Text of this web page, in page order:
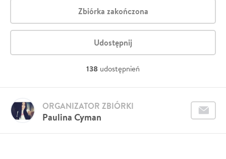
Zbiórka zakończona
Udostępnij
138 udostępnień
Paulina Cyman
ORGANIZATOR ZBIÓRKI